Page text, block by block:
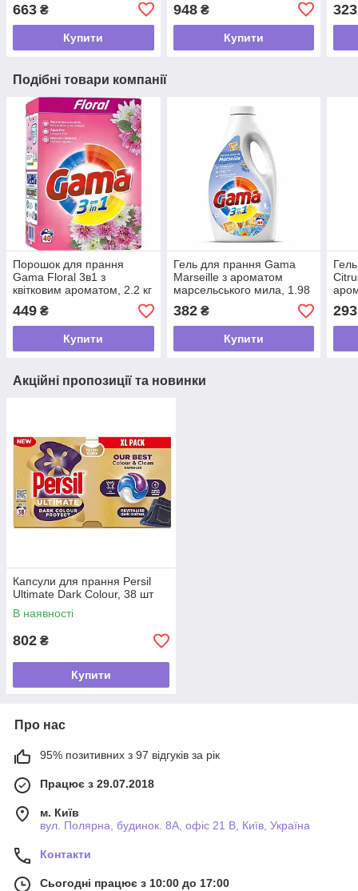
663 ₴
Купити
948₴
Купити
323
Подібні товари компанії
Порошок для прання
Gama Floral 3в1 з
квітковим ароматом, 2.2 кг
(40 прань)
449 ₴
Купити
Гель для прання Gama
Marseille з ароматом
марсельського мила, 1.98
л (44 прання)
382₴
Купити
293
Акційні пропозиції та новинки
Капсули для прання Persil
Ultimate Dark Colour, 38 шт
В наявності
802 ₴
Купити
Про нас
95% позитивних з 97 відгуків за рік
Працює з 29.07.2018
м. Київ
вул. Полярна, будинок. 8А, офіс 21 В, Київ, Україна
Контакти
Сьогодні працює з 10:00 до 17:00